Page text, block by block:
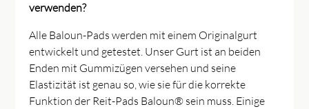
verwenden?
Alle Baloun-Pads werden mit einem Originalgurt
entwickelt und getestet. Unser Gurt ist an beiden
Enden mit Gummizügen versehen und seine
Elastizität ist genau so, wie sie für die korrekte
Funktion der Reit-Pads Baloun® sein muss. Einige